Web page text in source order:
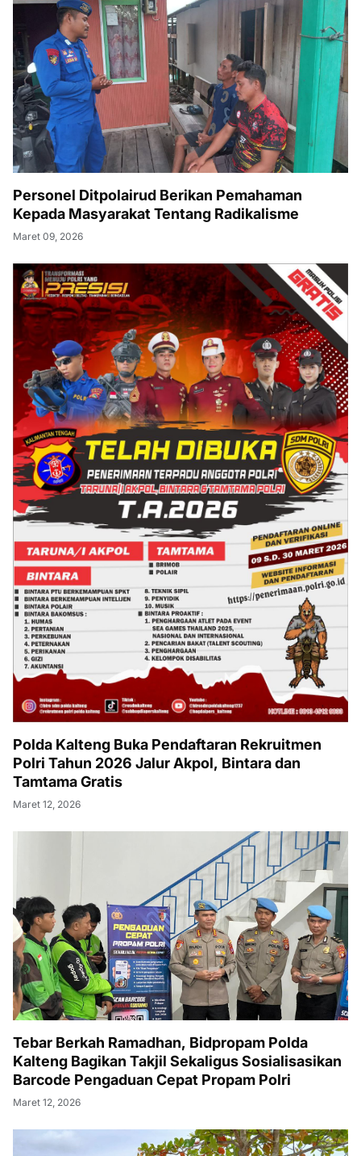
Personel Ditpolairud Berikan Pemahaman
Kepada Masyarakat Tentang Radikalisme
Maret 09, 2026
Polda Kalteng Buka Pendaftaran Rekruitmen
Polri Tahun 2026 Jalur Akpol, Bintara dan
Tamtama Gratis
Maret 12, 2026
Tebar Berkah Ramadhan, Bidpropam Polda
Kalteng Bagikan Takjil Sekaligus Sosialisasikan
Barcode Pengaduan Cepat Propam Polri
Maret 12, 2026